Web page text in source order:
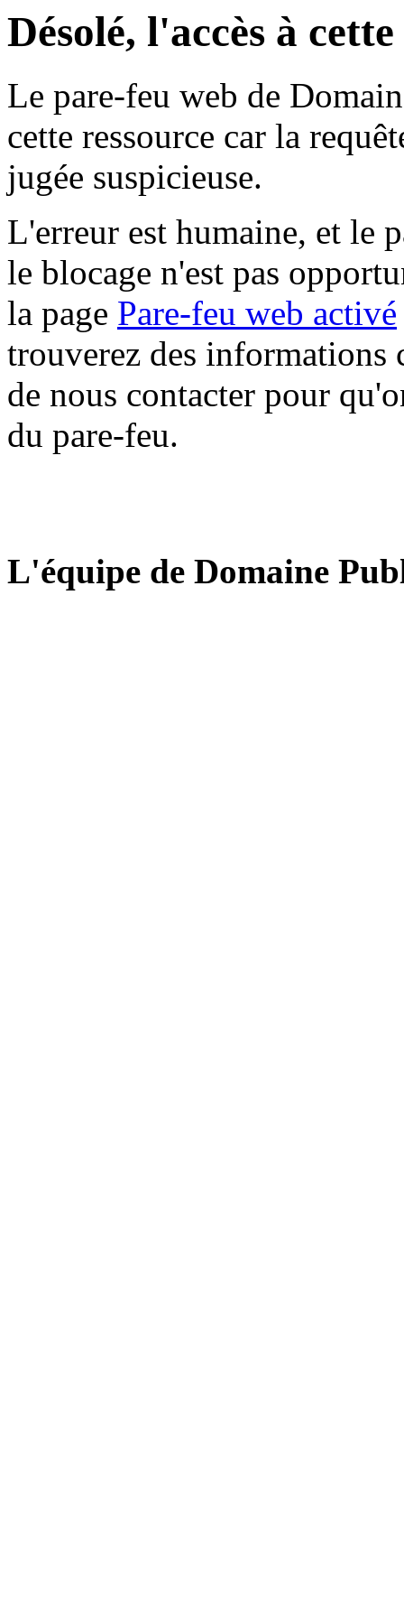
Désolé, l'accès à
Le pare-feu web de
cette ressource car la
jugée suspicieuse.
L'erreur est humaine, et le
le blocage n'est pas
la page Pare-feu web activé
trouverez des informations
de nous contacter pour
du pare-feu.
L'équipe de Domaine